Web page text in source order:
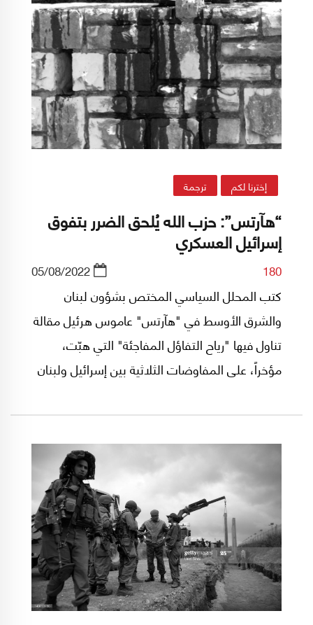
إخترنا لكم ترجمة
“هآرتس”: حزب الله يُلحق الضرر بتفوق
إسرائيل العسكري
180
05/08/2022
كتب المحلل السياسي المختص بشؤون لبنان
والشرق الأوسط في "هآرتس" عاموس هرئيل مقالة
تناول فيها "رياح التفاؤل المفاجئة" التي هبّت،
مؤخراً، على المفاوضات الثلاثية بين إسرائيل ولبنان